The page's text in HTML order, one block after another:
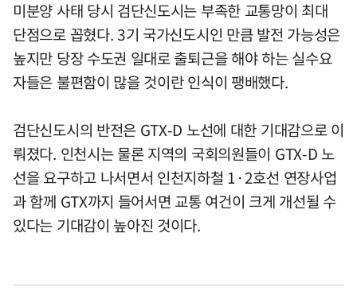
미분양 사태 당시 검단신도시는 부족한 교통망이 최대
단점으로 꼽혔다. 3기 국가신도시인 만큼 발전 가능성은
높지만 당장 수도권 일대로 출퇴근을 해야 하는 실수요
자들은 불편함이 많을 것이란 인식이 팽배했다.
검단신도시의 반전은 GTX-D 노선에 대한 기대감으로 이
뤄졌다. 인천시는 물론 지역의 국회의원들이 GTX-D 노
선을 요구하고 나서면서 인천지하철 1·2호선 연장사업
과 함께 GTX까지 들어서면 교통 여건이 크게 개선될 수
있다는 기대감이 높아진 것이다.